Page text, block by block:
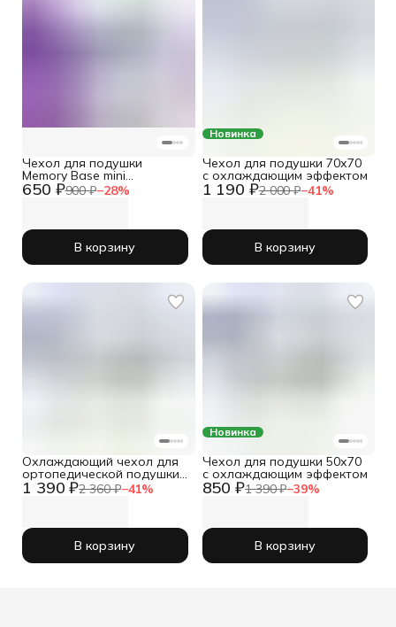
650 ₽900 ₽−28%
Чехол для подушки
Memory Base mini
фиолетовый
В корзину
Новинка
1 190 ₽2 000 ₽−41%
Чехол для подушки 70х70
с охлаждающим эффектом
В корзину
1 390 ₽2 360 ₽−41%
Охлаждающий чехол для
ортопедической подушки
40х60
В корзину
Новинка
850 ₽1 390 ₽−39%
Чехол для подушки 50х70
с охлаждающим эффектом
В корзину